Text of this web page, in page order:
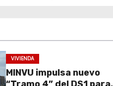
VIVIENDA
MINVU impulsa nuevo